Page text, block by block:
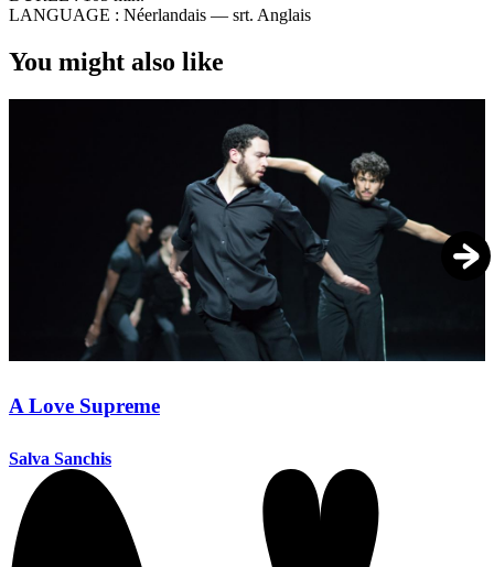
LANGUAGE : Néerlandais — srt. Anglais
You might also like
A Love Supreme
Salva Sanchis